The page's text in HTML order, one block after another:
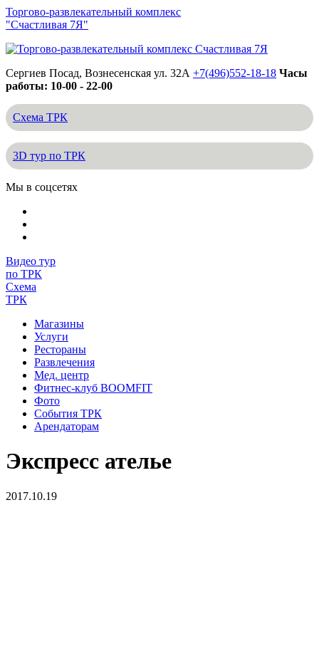
Торгово-развлекательный комплекс
"Счастливая 7Я"
Сергиев Посад, Вознесенская ул. 32А +7(496)552-18-18 Часы
работы: 10-00 - 22-00
Схема ТРК
3D тур по ТРК
Мы в соцсетях
Видео тур
по ТРК
Схема
ТРК
Магазины
Услуги
Рестораны
Развлечения
Мед. центр
Фитнес-клуб BOOMFIT
Фото
События ТРК
Арендаторам
Экспресс ателье
2017.10.19